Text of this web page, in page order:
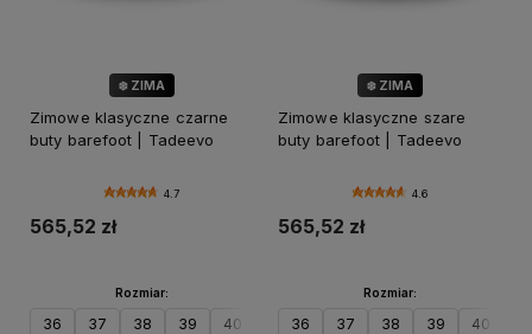
❄️ ZIMA
Zimowe klasyczne czarne
buty barefoot | Tadeevo
4.7
565,52 zł
Rozmiar:
36 37 38 39 40
❄️ ZIMA
Zimowe klasyczne szare
buty barefoot | Tadeevo
4.6
565,52 zł
Rozmiar:
36 37 38 39 40